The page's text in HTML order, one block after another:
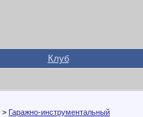
Клуб
> Гаражно-инструментальный